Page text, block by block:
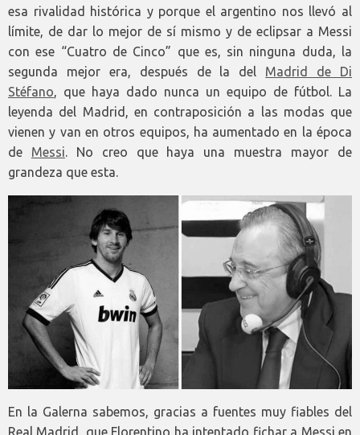
esa rivalidad histórica y porque el argentino nos llevó al
límite, de dar lo mejor de sí mismo y de eclipsar a Messi
con ese “Cuatro de Cinco” que es, sin ninguna duda, la
segunda mejor era, después de la del Madrid de Di
Stéfano, que haya dado nunca un equipo de fútbol. La
leyenda del Madrid, en contraposición a las modas que
vienen y van en otros equipos, ha aumentado en la época
de Messi. No creo que haya una muestra mayor de
grandeza que esta.
En la Galerna sabemos, gracias a fuentes muy fiables del
Real Madrid, que Florentino ha intentado fichar a Messi en